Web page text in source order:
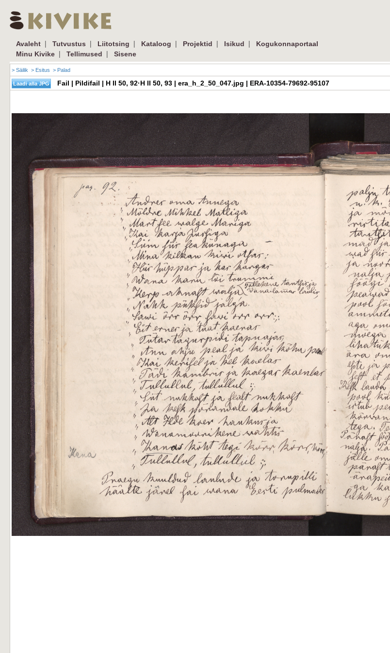
Avaleht | Tutvustus | Liitotsing | Kataloog | Projektid | Isikud |
Kogukonnaportaal
Minu Kivike | Tellimused | Sisene
> Säilik > Esitus > Palad
Fail | Pildifail | H II 50, 92·H II 50, 93 | era_h_2_50_047.jpg | ERA-10354-79692-95107